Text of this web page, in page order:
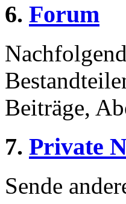
6. Forum
Beiträge,
7. Private
Sende